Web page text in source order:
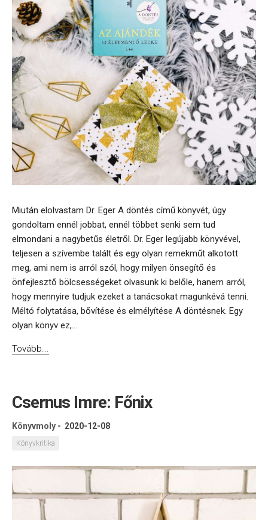
Miután elolvastam Dr. Eger A döntés című könyvét, úgy
gondoltam ennél jobbat, ennél többet senki sem tud
elmondani a nagybetűs életről. Dr. Eger legújabb könyvével,
teljesen a szívembe talált és egy olyan remekműt alkotott
meg, ami nem is arról szól, hogy milyen önsegítő és
önfejlesztő bölcsességeket olvasunk ki belőle, hanem arról,
hogy mennyire tudjuk ezeket a tanácsokat magunkévá tenni.
Méltó folytatása, bővítése és elmélyítése A döntésnek. Egy
olyan könyv ez,...
Tovább...
Csernus Imre: Főnix
Könyvmoly - 2020-12-08
Könyvkritika